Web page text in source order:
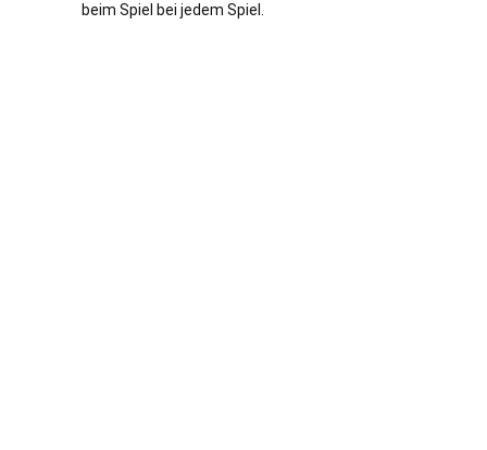
beim Spiel bei jedem Spiel.